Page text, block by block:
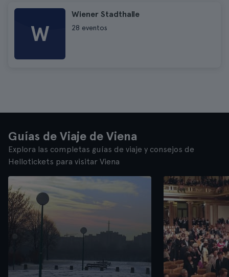
W
Wiener Stadthalle
28 eventos
Guías de Viaje de Viena
Explora las completas guías de viaje y consejos de
Hellotickets para visitar Viena